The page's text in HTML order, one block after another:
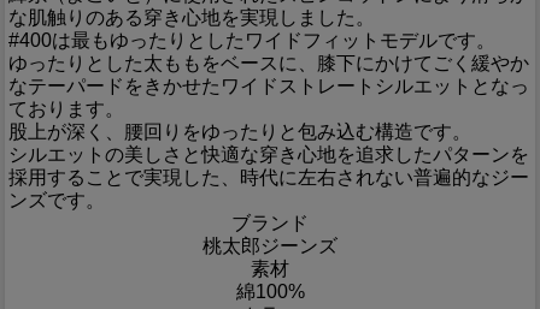
な肌触りのある穿き心地を実現しました。
#400は最もゆったりとしたワイドフィットモデルです。
ゆったりとした太ももをベースに、膝下にかけてごく緩やか
なテーパードをきかせたワイドストレートシルエットとなっ
ております。
股上が深く、腰回りをゆったりと包み込む構造です。
シルエットの美しさと快適な穿き心地を追求したパターンを
採用することで実現した、時代に左右されない普遍的なジー
ンズです。
ブランド
桃太郎ジーンズ
素材
綿100%